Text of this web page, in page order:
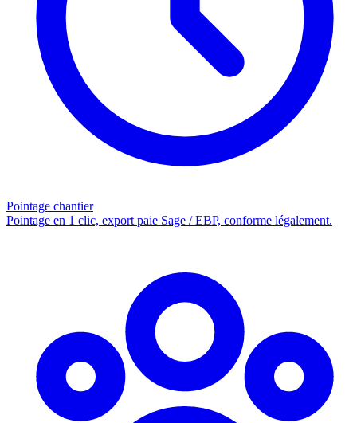
Pointage chantier
Pointage en 1 clic, export paie Sage / EBP, conforme légalement.